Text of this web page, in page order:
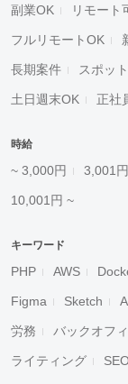
副業OK リモート
フルリモートOK
長期案件 スポッ
土日週末OK 正社
時給
~ 3,000円 3,001
10,001円 ~
キーワード
PHP AWS
Figma Sketch
労務 バックオフ
ライティング